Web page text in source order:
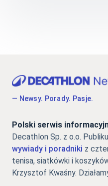
— Newsy. Porady. Pasje.
Polski serwis
Decathlon Sp. z o.o.
wywiady i poradniki z
tenisa, siatkówki i
Krzysztof Kwaśny.